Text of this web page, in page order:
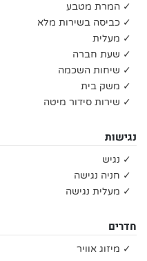
✓ המרת מטבע
✓ כביסה בשירות מלא
✓ מעלית
✓ שעת חברה
✓ שיחות השכמה
✓ משק בית
✓ שירות סידור מיטה
נגישות
✓ נגיש
✓ חניה נגישה
✓ מעלית נגישה
חדרים
✓ מיזוג אוויר